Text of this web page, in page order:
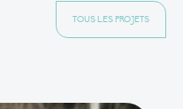
TOUS LES PROJETS